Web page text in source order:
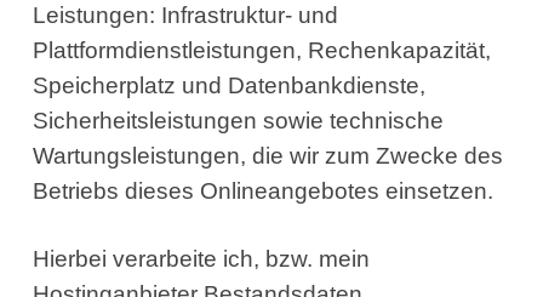
Leistungen: Infrastruktur- und
Plattformdienstleistungen, Rechenkapazität,
Speicherplatz und Datenbankdienste,
Sicherheitsleistungen sowie technische
Wartungsleistungen, die wir zum Zwecke des
Betriebs dieses Onlineangebotes einsetzen.
Hierbei verarbeite ich, bzw. mein